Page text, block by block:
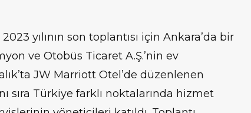
yılının son toplantısı için Ankara’da bir
ve Otobüs Ticaret A.Ş.’nin ev
JW Marriott Otel’de düzenlenen
sıra Türkiye farklı noktalarında hizmet